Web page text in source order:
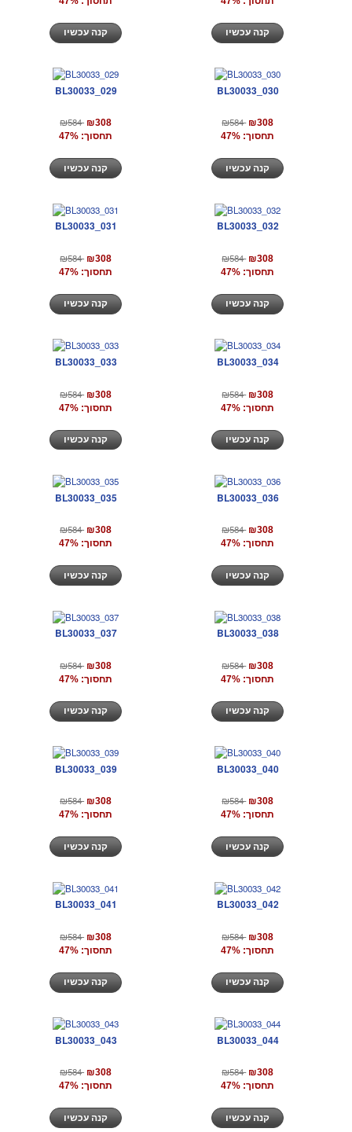
BL30033_029
₪584 ₪308
תחסוך: 47%
BL30033_030
₪584 ₪308
תחסוך: 47%
BL30033_031
₪584 ₪308
תחסוך: 47%
BL30033_032
₪584 ₪308
תחסוך: 47%
BL30033_033
₪584 ₪308
תחסוך: 47%
BL30033_034
₪584 ₪308
תחסוך: 47%
BL30033_035
₪584 ₪308
תחסוך: 47%
BL30033_036
₪584 ₪308
תחסוך: 47%
BL30033_037
₪584 ₪308
תחסוך: 47%
BL30033_038
₪584 ₪308
תחסוך: 47%
BL30033_039
₪584 ₪308
תחסוך: 47%
BL30033_040
₪584 ₪308
תחסוך: 47%
BL30033_041
₪584 ₪308
תחסוך: 47%
BL30033_042
₪584 ₪308
תחסוך: 47%
BL30033_043
₪584 ₪308
תחסוך: 47%
BL30033_044
₪584 ₪308
תחסוך: 47%